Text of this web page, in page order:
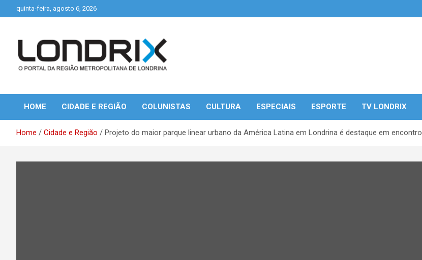
to
quinta-feira, agosto 6, 2026
Londrix
HOME CIDADE E REGIÃO COLUNISTAS CULTURA ESPECIAIS ESPORTE TV LONDRIX
Home Cidade e Região Projeto do maior parque linear urbano da América Latina em Londrina é destaque em encontro